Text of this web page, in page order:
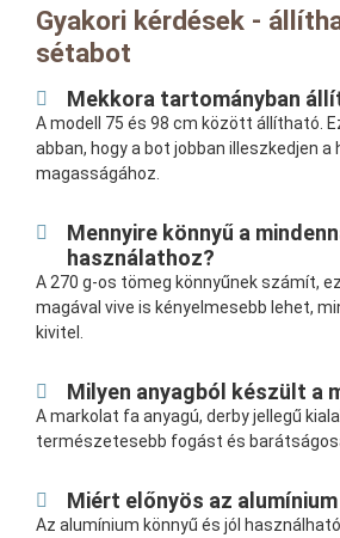
Gyakori kérdések -
sétabot
Mekkora tartományban
A modell 75 és 98 cm között állítható.
abban, hogy a bot jobban illeszkedjen a
magasságához.
Mennyire könnyű a
használathoz?
A 270 g-os tömeg könnyűnek számít,
magával vive is kényelmesebb lehet,
kivitel.
Milyen anyagból készült a
A markolat fa anyagú, derby jellegű
természetesebb fogást és
Miért előnyös az
Az alumínium könnyű és jól